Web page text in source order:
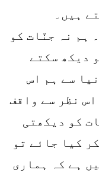
ہیں۔
ہم نہ جنّات کو
دیکھ سکتے
سے ہم اس
نظر سے واقف
کو دیکھتی
کیا جائے تو
ہے کہ ہماری